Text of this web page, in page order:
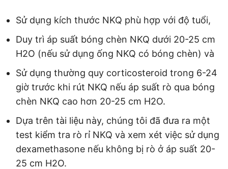
Sử dụng kích thước NKQ phù hợp với độ tuổi,
Duy trì áp suất bóng chèn NKQ dưới 20-25 cm
H2O (nếu sử dụng ống NKQ có bóng chèn) và
Sử dụng thường quy corticosteroid trong 6-24
giờ trước khi rút NKQ nếu áp suất rò qua bóng
chèn NKQ cao hơn 20-25 cm H2O.
Dựa trên tài liệu này, chúng tôi đã đưa ra một
test kiểm tra rò rỉ NKQ và xem xét việc sử dụng
dexamethasone nếu không bị rò ở áp suất 20-
25 cm H2O.